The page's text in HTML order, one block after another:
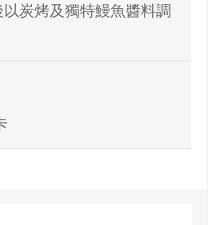
炭烤及獨特鰻魚醬料調